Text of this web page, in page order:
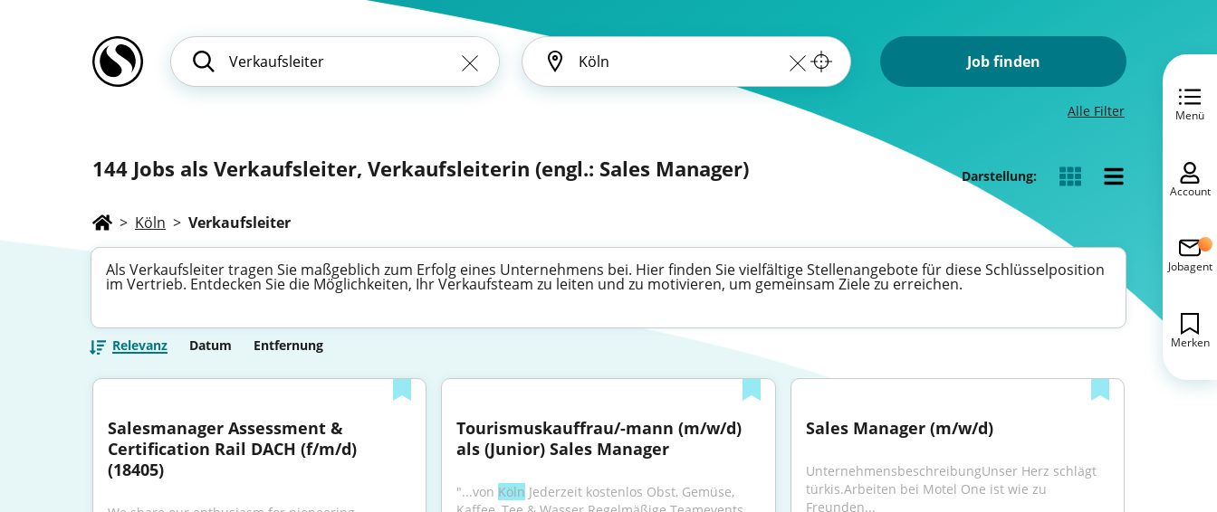
Job finden
Alle Filter
144 Jobs als Verkaufsleiter, Verkaufsleiterin (engl.: Sales Manager) Darstellung:
> Köln > Verkaufsleiter
Als Verkaufsleiter tragen Sie maßgeblich zum Erfolg eines Unternehmens bei. Hier finden Sie vielfältige Stellenangebote für diese Schlüsselposition
im Vertrieb. Entdecken Sie die Möglichkeiten, Ihr Verkaufsteam zu leiten und zu motivieren, um gemeinsam Ziele zu erreichen.
Relevanz Datum Entfernung
Salesmanager Assessment &
Certification Rail DACH (f/m/d)
(18405)
Tourismuskauffrau/-mann (m/w/d)
als (Junior) Sales Manager
"...von Köln Jederzeit kostenlos Obst, Gemüse,
Sales Manager (m/w/d)
UnternehmensbeschreibungUnser Herz schlägt
türkis.Arbeiten bei Motel One ist wie zu
Freunden...
Menü
Account
Jobagent
Merken